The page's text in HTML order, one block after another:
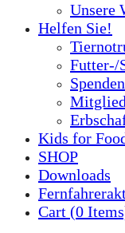
Unsere
Helfen Sie!
Futter-/
Kids for
SHOP
Downloads
Cart (0